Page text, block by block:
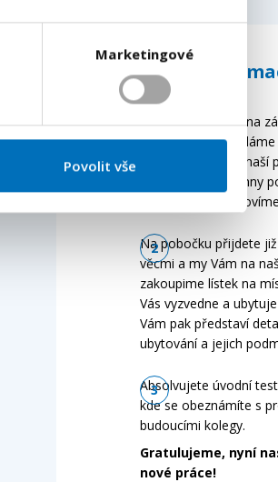
Marketingové
Povolit vše
Jak probíhá
Vyplňte formulář, na
Vám osobně
termín setkání na naší
podepíšeme všechny
dokumenty a
Na pobočku přijdete
věcmi a my Vám na
zakoupime lístek na
Vás vyzvedne a
Vám pak představí
ubytování a jejich
Absolvujete úvodní
kde se obeznámíte s
budoucími kolegy.
Gratulujeme, nyní
nové práce!